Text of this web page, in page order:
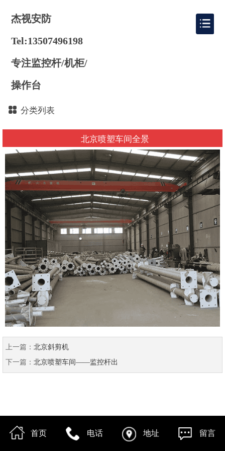
杰视安防
Tel:13507496198
专注监控杆/机柜/
操作台
分类列表
北京喷塑车间全景
上一篇： 北京斜剪机
下一篇： 北京喷塑车间——监控杆出
首页 电话 地址 留言